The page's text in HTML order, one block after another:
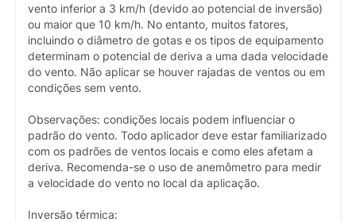
vento inferior a 3 km/h (devido ao potencial de inversão)
ou maior que 10 km/h. No entanto, muitos fatores,
incluindo o diâmetro de gotas e os tipos de equipamento
determinam o potencial de deriva a uma dada velocidade
do vento. Não aplicar se houver rajadas de ventos ou em
condições sem vento.
Observações: condições locais podem influenciar o
padrão do vento. Todo aplicador deve estar familiarizado
com os padrões de ventos locais e como eles afetam a
deriva. Recomenda-se o uso de anemômetro para medir
a velocidade do vento no local da aplicação.
Inversão térmica: